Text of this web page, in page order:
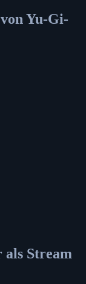
Yu-Gi-
als Stream